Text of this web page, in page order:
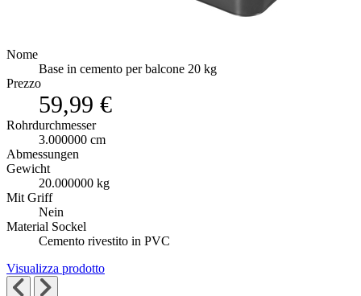
Nome
Base in cemento per balcone 20 kg
Prezzo
59,99 €
Rohrdurchmesser
3.000000 cm
Abmessungen
Gewicht
20.000000 kg
Mit Griff
Nein
Material Sockel
Cemento rivestito in PVC
Visualizza prodotto